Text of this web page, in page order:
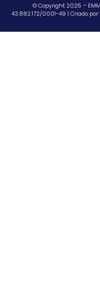
© Copyright 2025 –
43.882.172/0001-49 | Criado por: